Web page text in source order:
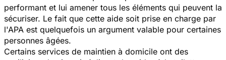
performant et lui amener tous les éléments qui peuvent la
sécuriser. Le fait que cette aide soit prise en charge par
l'APA est quelquefois un argument valable pour certaines
personnes âgées.
Certains services de maintien à domicile ont des